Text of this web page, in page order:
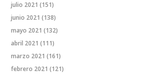
julio 2021 (151)
junio 2021 (138)
mayo 2021 (132)
abril 2021 (111)
marzo 2021 (161)
febrero 2021 (121)